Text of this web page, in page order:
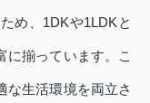
め、1DKや1LDKと
に揃っています。こ
な生活環境を両立さ